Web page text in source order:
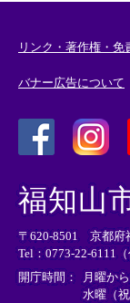
リンク・著作権・免
バナー広告について
外
部
リ
ン
ク
＞
外
リ
ン
ク
＞
福知山
〒620-8501 京都府
Tel：0773-22-6111（
開庁時間：
月曜か
水曜（